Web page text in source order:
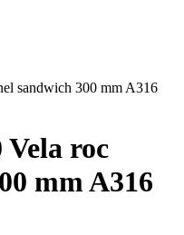
sandwich 300 mm A316
Vela roc
mm A316